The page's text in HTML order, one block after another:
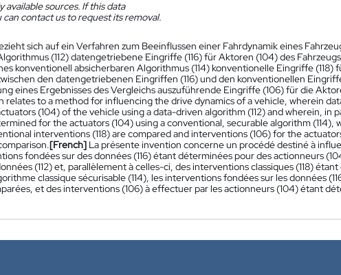
sources. If this data
contact us to request its removal.
sich auf ein Verfahren zum Beeinflussen einer Fahrdynamik eines
(112) datengetriebene Eingriffe (116) für Aktoren (104) des
konventionell absicherbaren Algorithmus (114) konventionelle Eingriffe (118)
den datengetriebenen Eingriffen (116) und den konventionellen
eines Ergebnisses des Vergleichs auszuführende Eingriffe (106) für die
relates to a method for influencing the drive dynamics of a vehicle, wherein
(104) of the vehicle using a data-driven algorithm (112) and wherein, in
for the actuators (104) using a conventional, securable algorithm (114),
interventions (118) are compared and interventions (106) for the
[French] La présente invention concerne un procédé destiné à
fondées sur des données (116) étant déterminées pour des actionneurs
(112) et, parallèlement à celles-ci, des interventions classiques (118)
classique sécurisable (114), les interventions fondées sur les données
et des interventions (106) à effectuer par les actionneurs (104) étant